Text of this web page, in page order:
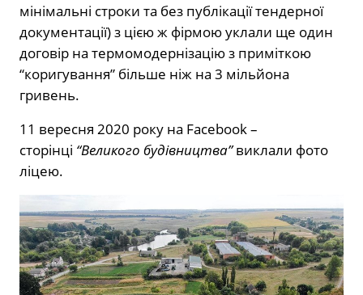
мінімальні строки та без публікації тендерної
документації) з цією ж фірмою уклали ще один
договір на термомодернізацію з приміткою
“коригування” більше ніж на 3 мільйона
гривень.
11 вересня 2020 року на Facebook –
сторінці “Великого будівництва”виклали фото
ліцею.